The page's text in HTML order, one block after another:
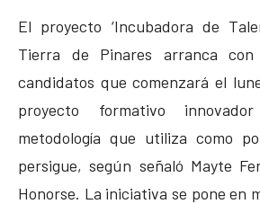
El proyecto ‘Incubadora de
Tierra de Pinares arranca
candidatos que comenzará el
proyecto formativo
metodología que utiliza como
persigue, según señaló Mayte
Honorse. La iniciativa se pone en